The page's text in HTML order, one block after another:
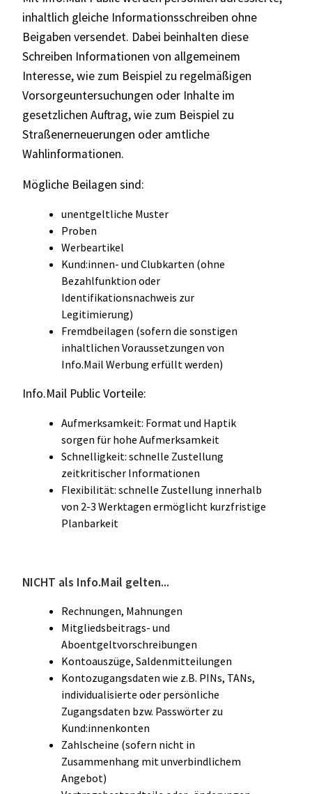
inhaltlich gleiche Informationsschreiben ohne
Beigaben versendet. Dabei beinhalten diese
Schreiben Informationen von allgemeinem
Interesse, wie zum Beispiel zu regelmäßigen
Vorsorgeuntersuchungen oder Inhalte im
gesetzlichen Auftrag, wie zum Beispiel zu
Straßenerneuerungen oder amtliche
Wahlinformationen.
Mögliche Beilagen sind:
unentgeltliche Muster
Proben
Werbeartikel
Kund:innen- und Clubkarten (ohne
Bezahlfunktion oder
Identifikationsnachweis zur
Legitimierung)
Fremdbeilagen (sofern die sonstigen
inhaltlichen Voraussetzungen von
Info.Mail Werbung erfüllt werden)
Info.Mail Public Vorteile:
Aufmerksamkeit: Format und Haptik
sorgen für hohe Aufmerksamkeit
Schnelligkeit: schnelle Zustellung
zeitkritischer Informationen
Flexibilität: schnelle Zustellung innerhalb
von 2-3 Werktagen ermöglicht kurzfristige
Planbarkeit
NICHT als Info.Mail gelten...
Rechnungen, Mahnungen
Mitgliedsbeitrags- und
Aboentgeltvorschreibungen
Kontoauszüge, Saldenmitteilungen
Kontozugangsdaten wie z.B. PINs, TANs,
individualisierte oder persönliche
Zugangsdaten bzw. Passwörter zu
Kund:innenkonten
Zahlscheine (sofern nicht in
Zusammenhang mit unverbindlichem
Angebot)